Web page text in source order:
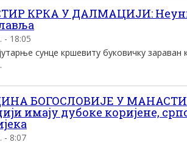
КРКА У ДАЛМАЦИЈИ:
- 18:05
сунце кршевиту буковичку
БОГОСЛОВИЈЕ У
имају дубоке коријене,
- 8:07